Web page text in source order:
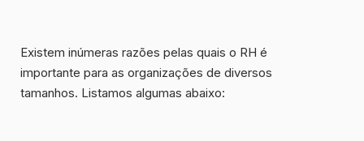
Existem inúmeras razões pelas quais o RH é
importante para as organizações de diversos
tamanhos. Listamos algumas abaixo: